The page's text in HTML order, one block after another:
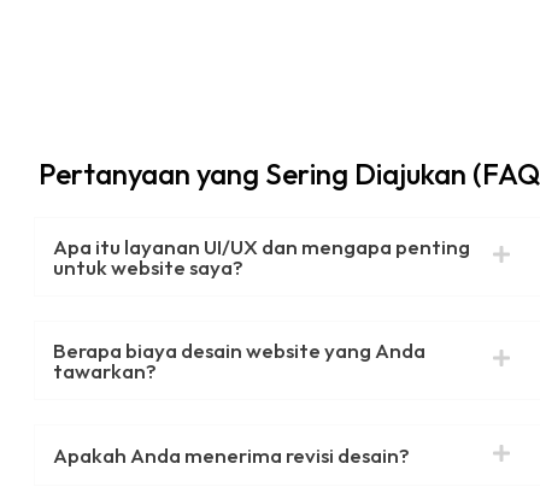
Pertanyaan yang Sering Diajukan
Apa itu layanan UI/UX dan mengapa penting
untuk website saya?
Berapa biaya desain website yang Anda
tawarkan?
Apakah Anda menerima revisi desain?